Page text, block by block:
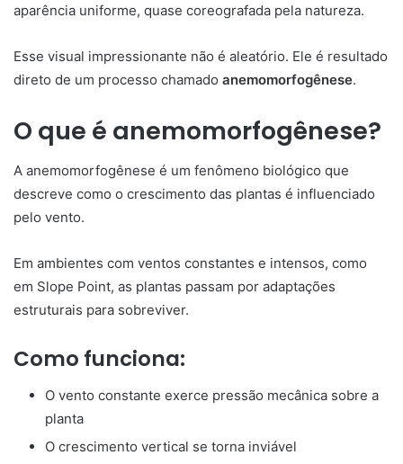
aparência uniforme, quase coreografada pela natureza.
Esse visual impressionante não é aleatório. Ele é resultado
direto de um processo chamado anemomorfogênese.
O que é anemomorfogênese?
A anemomorfogênese é um fenômeno biológico que
descreve como o crescimento das plantas é influenciado
pelo vento.
Em ambientes com ventos constantes e intensos, como
em Slope Point, as plantas passam por adaptações
estruturais para sobreviver.
Como funciona:
O vento constante exerce pressão mecânica sobre a
planta
O crescimento vertical se torna inviável